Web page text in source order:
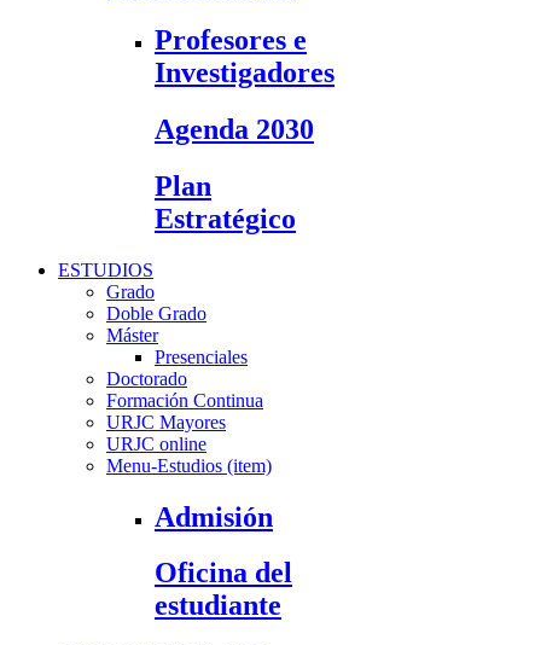
Profesores e
Investigadores
Agenda 2030
Plan
Estratégico
ESTUDIOS
Grado
Doble Grado
Máster
Presenciales
Doctorado
Formación Continua
URJC Mayores
URJC online
Menu-Estudios (item)
Admisión
Oficina del
estudiante